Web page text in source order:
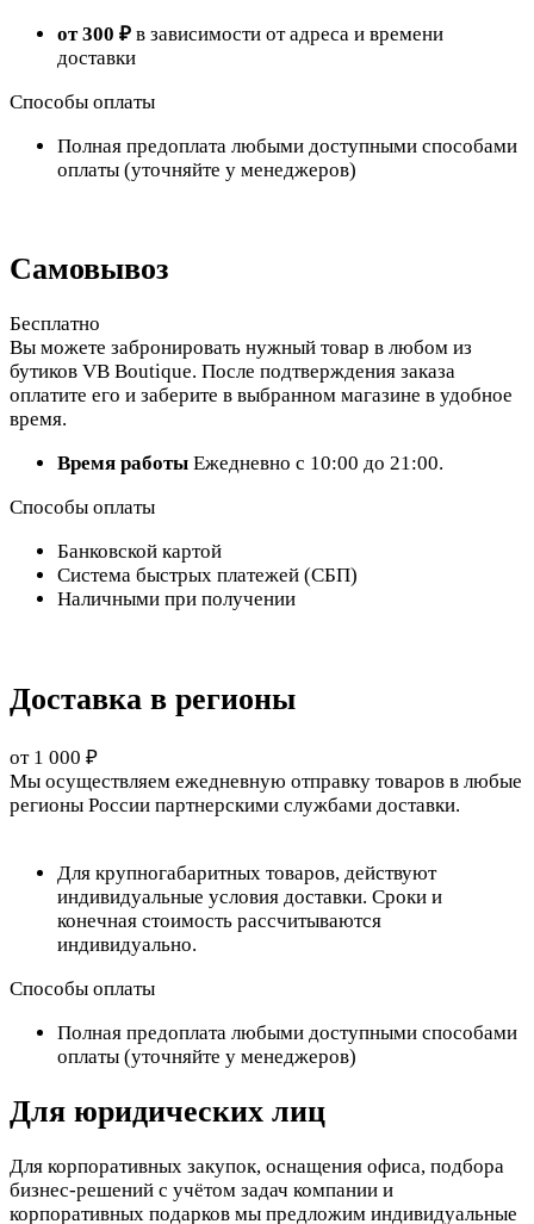
от 300 ₽ в зависимости от адреса и времени
доставки
Способы оплаты
Полная предоплата любыми доступными способами
оплаты (уточняйте у менеджеров)
Самовывоз
Бесплатно
Вы можете забронировать нужный товар в любом из
бутиков VB Boutique. После подтверждения заказа
оплатите его и заберите в выбранном магазине в удобное
время.
Время работы Ежедневно с 10:00 до 21:00.
Способы оплаты
Банковской картой
Система быстрых платежей (СБП)
Наличными при получении
Доставка в регионы
от 1 000 ₽
Мы осуществляем ежедневную отправку товаров в любые
регионы России партнерскими службами доставки.
Для крупногабаритных товаров, действуют
индивидуальные условия доставки. Сроки и
конечная стоимость рассчитываются
индивидуально.
Способы оплаты
Полная предоплата любыми доступными способами
оплаты (уточняйте у менеджеров)
Для юридических лиц
Для корпоративных закупок, оснащения офиса, подбора
бизнес-решений с учётом задач компании и
корпоративных подарков мы предложим индивидуальные